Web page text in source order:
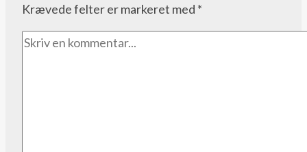
Krævede felter er markeret med *